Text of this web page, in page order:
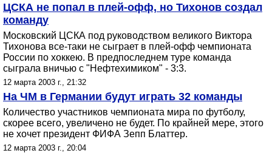
ЦСКА не попал в плей-офф, но Тихонов создал
команду
Московский ЦСКА под руководством великого Виктора
Тихонова все-таки не сыграет в плей-офф чемпионата
России по хоккею. В предпоследнем туре команда
сыграла вничью с "Нефтехимиком" - 3:3.
12 марта 2003 г., 21:32
На ЧМ в Германии будут играть 32 команды
Количество участников чемпионата мира по футболу,
скорее всего, увеличено не будет. По крайней мере, этого
не хочет президент ФИФА Зепп Блаттер.
12 марта 2003 г., 20:04